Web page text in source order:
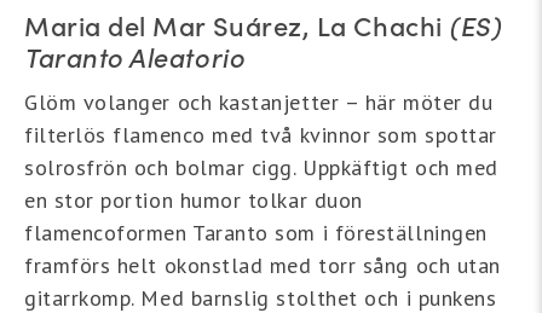
Maria del Mar Suárez, La Chachi (ES)
Taranto Aleatorio
Glöm volanger och kastanjetter – här möter du
filterlös flamenco med två kvinnor som spottar
solrosfrön och bolmar cigg. Uppkäftigt och med
en stor portion humor tolkar duon
flamencoformen Taranto som i föreställningen
framförs helt okonstlad med torr sång och utan
gitarrkomp. Med barnslig stolthet och i punkens